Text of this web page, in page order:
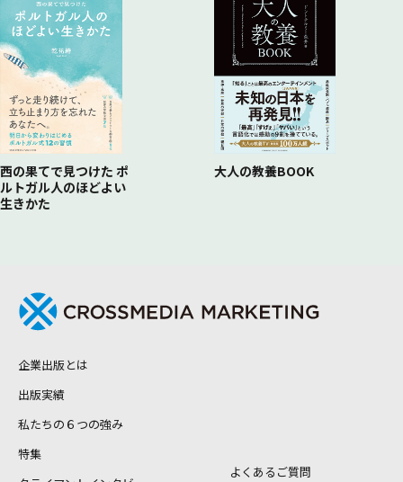
西の果てで見つけた ポ
ルトガル人のほどよい
生きかた
大人の教養BOOK
企業出版とは
出版実績
私たちの６つの強み
特集
よくあるご質問